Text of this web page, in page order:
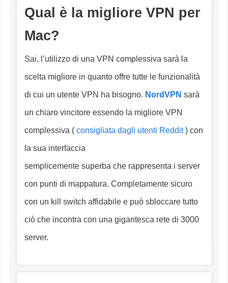
Qual è la migliore VPN per
Mac?
Sai, l’utilizzo di una VPN complessiva sarà la
scelta migliore in quanto offre tutte le funzionalità
di cui un utente VPN ha bisogno. NordVPN sarà
un chiaro vincitore essendo la migliore VPN
complessiva ( consigliata dagli utenti Reddit) con
la sua interfaccia
semplicemente superba che rappresenta i server
con punti di mappatura. Completamente sicuro
con un kill switch affidabile e può sbloccare tutto
ciò che incontra con una gigantesca rete di 3000
server.